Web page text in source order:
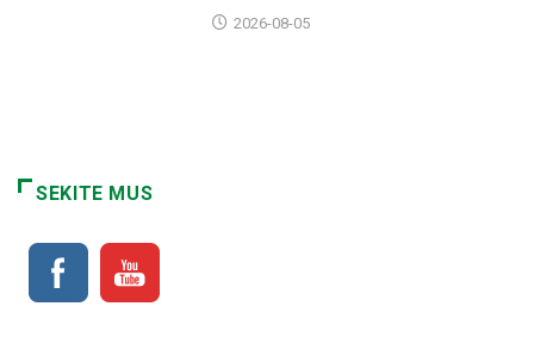
2026-08-05
SEKITE MUS